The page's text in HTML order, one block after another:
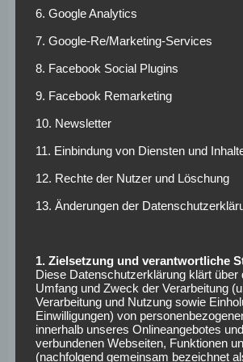
Saisonstart
positiv. Die ersten beiden Spiele gegen
Köln (3:1) konnte man souverän
eine 0:2-Niederlage. Gegner Hannover
unerwartet gut in die Saison gestartet.
haben die Niedersachsen sogar noch
dem Konto als die Hamburger Gäste. 96-
Mittelfeldstratege Pirmin Schwegler
das Spiel beim VfL Wolfsburg am letzten
aufgrund von Kniebeschwerden
Informationen zum Spiel:
6. Google Analytics
7. Google-Re/Marketing-Services
8. Facebook Social Plugins
9. Facebook Remarketing
10. Newsletter
11. Einbindung von Diensten und
12. Rechte der Nutzer und Löschung
13. Änderungen der
1. Zielsetzung und verantwortliche
Diese Datenschutzerklärung klärt über
Umfang und Zweck der Verarbeitung
Verarbeitung und Nutzung sowie
Einwilligungen) von
innerhalb unseres Onlineangebotes
verbundenen Webseiten, Funktionen
(nachfolgend gemeinsam bezeichnet